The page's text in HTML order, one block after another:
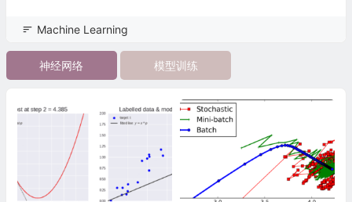
Machine Learning
神经网络 模型训练